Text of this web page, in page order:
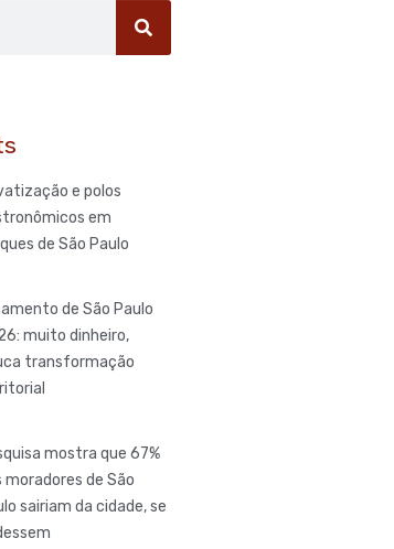
e polos
em
de São Paulo
de São Paulo
muito dinheiro,
transformação
mostra que 67%
moradores de São
sairiam da cidade, se